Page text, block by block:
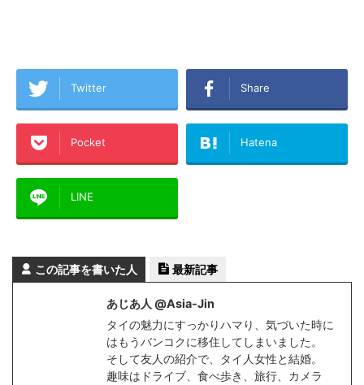
Twitter Share
Pocket Hatena
LINE
この記事を書いた人 最新記事
あじあ人 @Asia-Jin
タイの魅力にすっかりハマり、気づいた時に
はもうバンコクに移住してしまいました。
そして友人の紹介で、タイ人女性と結婚。
趣味はドライブ、食べ歩き、旅行、カメラ